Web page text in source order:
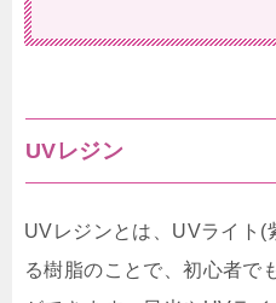
UVレジン
UVレジンとは、UVライト(
る樹脂のことで、初心者で